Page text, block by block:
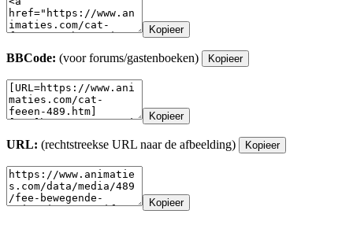
Kopieer
BBCode: (voor forums/gastenboeken) Kopieer
Kopieer
URL: (rechtstreekse URL naar de afbeelding) Kopieer
Kopieer